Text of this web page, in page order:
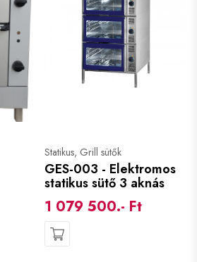
Statikus, Grill sütők
GES-003 - Elektromos
statikus sütő 3 aknás
1 079 500.- Ft